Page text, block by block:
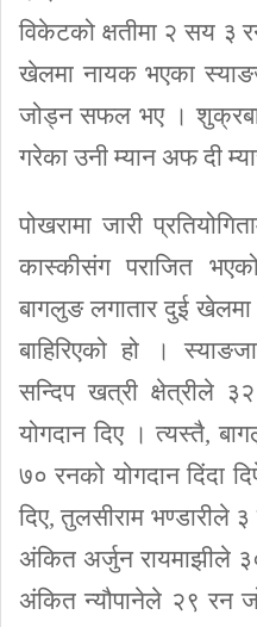
विकेटको क्षतीमा २ सय
खेलमा नायक भएका
जोड्न सफल भए ।
गरेका उनी म्यान अफ दी
पोखरामा जारी
कास्कीसंग पराजित
बागलुङ लगातार दुई खेलमा
बाहिरिएको हो ।
सन्दिप खत्री क्षेत्रीले
योगदान दिए । त्यस्तै,
७० रनको योगदान दिंदा
दिए, तुलसीराम भण्डारीले
अंकित अर्जुन रायमाझीले
अंकित न्यौपानेले २९ रन